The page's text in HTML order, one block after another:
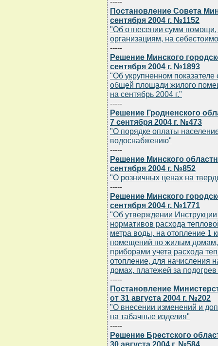
Постановление Совета
сентября 2004 г. №1152
"Об отнесении сумм помощи,
организациям, на
-----
Решение Минского
сентября 2004 г. №1893
"Об укрупненном показателе
общей площади жилого
на сентябрь 2004 г."
-----
Решение Гродненского
7 сентября 2004 г. №473
"О порядке оплаты
водоснабжению"
-----
Решение Минского
сентября 2004 г. №852
"О розничных ценах на
-----
Решение Минского
сентября 2004 г. №1771
"Об утверждении
нормативов расхода
метра воды, на отопление 1
помещений по жилым
приборами учета расхода
отопление, для начисления
домах, платежей за
-----
Постановление
от 31 августа 2004 г. №202
"О внесении изменений и
на табачные изделия"
-----
Решение Брестского
30 августа 2004 г. №584